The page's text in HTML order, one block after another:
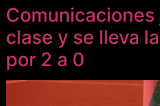
Comunicaciones
clase y se lleva
por 2 a 0